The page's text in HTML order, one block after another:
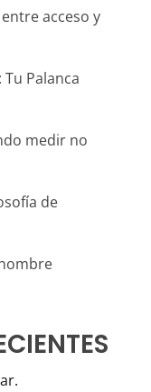
acceso y
Palanca
medir no
de